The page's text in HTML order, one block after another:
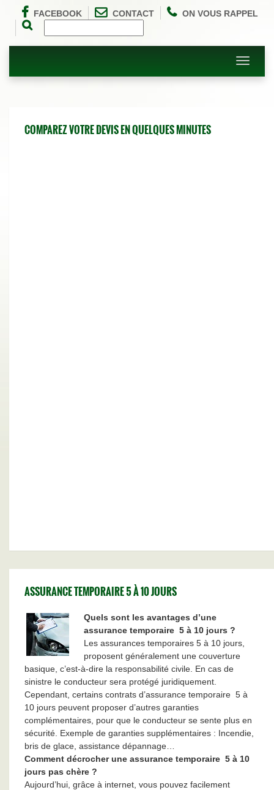
FACEBOOK CONTACT ON VOUS RAPPEL
Toggle
COMPAREZ VOTRE DEVIS EN QUELQUES MINUTES
ASSURANCE TEMPORAIRE 5 À 10 JOURS
Quels sont les avantages d’une
assurance temporaire 5 à 10 jours ?
Les assurances temporaires 5 à 10 jours,
proposent généralement une couverture
basique, c’est-à-dire la responsabilité civile. En cas de
sinistre le conducteur sera protégé juridiquement.
Cependant, certains contrats d’assurance temporaire 5 à
10 jours peuvent proposer d’autres garanties
complémentaires, pour que le conducteur se sente plus en
sécurité. Exemple de garanties supplémentaires : Incendie,
bris de glace, assistance dépannage…
Comment décrocher une assurance temporaire 5 à 10
jours pas chère ?
Aujourd’hui, grâce à internet, vous pouvez facilement